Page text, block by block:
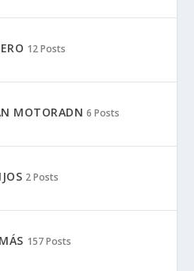
12 Posts
MOTORADN 6 Posts
2 Posts
157 Posts